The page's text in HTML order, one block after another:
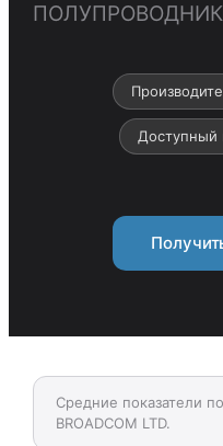
Доступный
Средние показатели
BROADCOM LTD.